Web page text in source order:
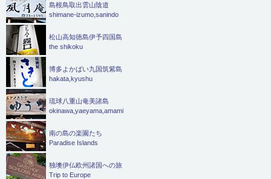
島根鳥取出雲山陰道
shimane-izumo,sanindo
松山高知徳島伊予四国島
the shikoku
博多よかばい九国筑紫島
hakata,kyushu
琉球八重山奄美諸島
okinawa,yaeyama,amami
南の島の楽園たち
Paradise Islands
独墺伊仏欧州諸国への旅
Trip to Europe